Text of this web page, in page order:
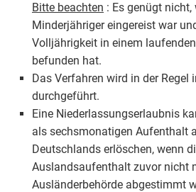
Bitte beachten : Es genügt
Minderjähriger eingereist war
Volljährigkeit in einem
befunden hat.
Das Verfahren wird in der Regel
durchgeführt.
Eine Niederlassungserlaubnis
als sechsmonatigen Aufenthalt
Deutschlands erlöschen, wenn
Auslandsaufenthalt zuvor nicht
Ausländerbehörde abgestimmt